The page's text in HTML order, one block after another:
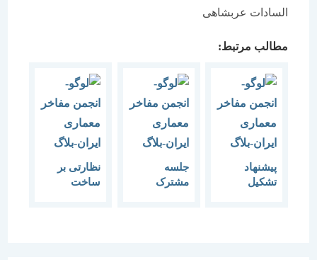
السادات عربشاهی
مطالب مرتبط:
پیشنهاد
تشکیل
مشترک
نظارتی بر
ساخت